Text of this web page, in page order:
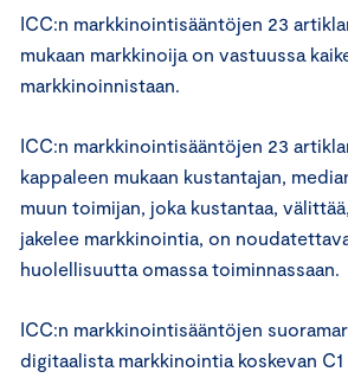
ICC:n markkinointisääntöjen 23
mukaan markkinoija on vastuussa
markkinoinnistaan.
ICC:n markkinointisääntöjen 23
kappaleen mukaan kustantajan,
muun toimijan, joka kustantaa,
jakelee markkinointia, on
huolellisuutta omassa toiminnassaan.
ICC:n markkinointisääntöjen
digitaalista markkinointia koskevan C1